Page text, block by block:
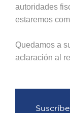
autoridades
estaremos
Quedamos a
aclaración al